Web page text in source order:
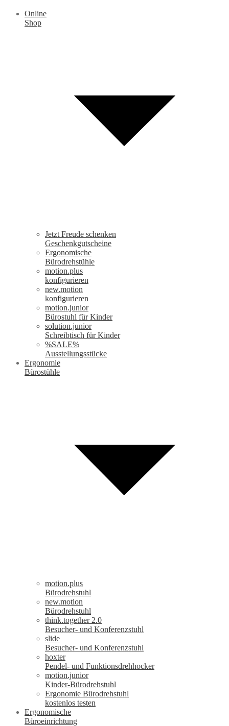
Online
Shop
Jetzt Freude schenken
Geschenkgutscheine
Ergonomische
Bürodrehstühle
motion.plus
konfigurieren
new.motion
konfigurieren
motion.junior
Bürostuhl für Kinder
solution.junior
Schreibtisch für Kinder
%SALE%
Ausstellungsstücke
Ergonomie
Bürostühle
motion.plus
Bürodrehstuhl
new.motion
Bürodrehstuhl
think.together 2.0
Besucher- und Konferenzstuhl
slide
Besucher- und Konferenzstuhl
hoxter
Pendel- und Funktionsdrehhocker
motion.junior
Kinder-Bürodrehstuhl
Ergonomie Bürodrehstuhl
kostenlos testen
Ergonomische
Büroeinrichtung